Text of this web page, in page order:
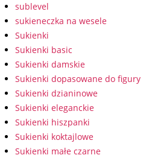
sublevel
sukieneczka na wesele
Sukienki
Sukienki basic
Sukienki damskie
Sukienki dopasowane do figury
Sukienki dzianinowe
Sukienki eleganckie
Sukienki hiszpanki
Sukienki koktajlowe
Sukienki małe czarne